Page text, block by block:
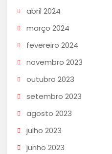
abril 2024
março 2024
fevereiro 2024
novembro 2023
outubro 2023
setembro 2023
agosto 2023
julho 2023
junho 2023